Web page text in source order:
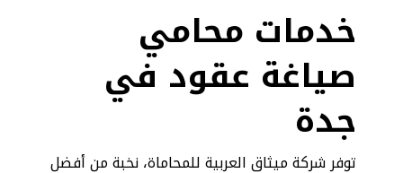
خدمات محامي
صياغة عقود في
جدة
توفر شركة ميثاق العربية للمحاماة، نخبة من أفضل